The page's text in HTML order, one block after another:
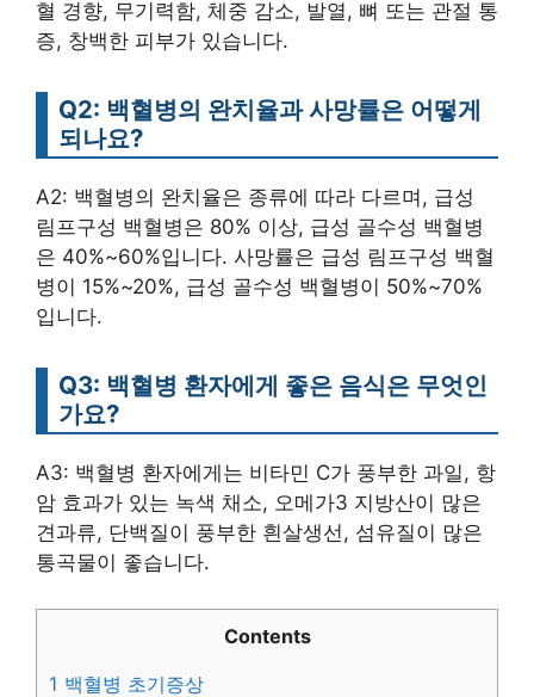
혈 경향, 무기력함, 체중 감소, 발열, 뼈 또는 관절 통
증, 창백한 피부가 있습니다.
Q2: 백혈병의 완치율과 사망률은 어떻게
되나요?
A2: 백혈병의 완치율은 종류에 따라 다르며, 급성
림프구성 백혈병은 80% 이상, 급성 골수성 백혈병
은 40%~60%입니다. 사망률은 급성 림프구성 백혈
병이 15%~20%, 급성 골수성 백혈병이 50%~70%
입니다.
Q3: 백혈병 환자에게 좋은 음식은 무엇인
가요?
A3: 백혈병 환자에게는 비타민 C가 풍부한 과일, 항
암 효과가 있는 녹색 채소, 오메가3 지방산이 많은
견과류, 단백질이 풍부한 흰살생선, 섬유질이 많은
통곡물이 좋습니다.
Contents
1 백혈병 초기증상